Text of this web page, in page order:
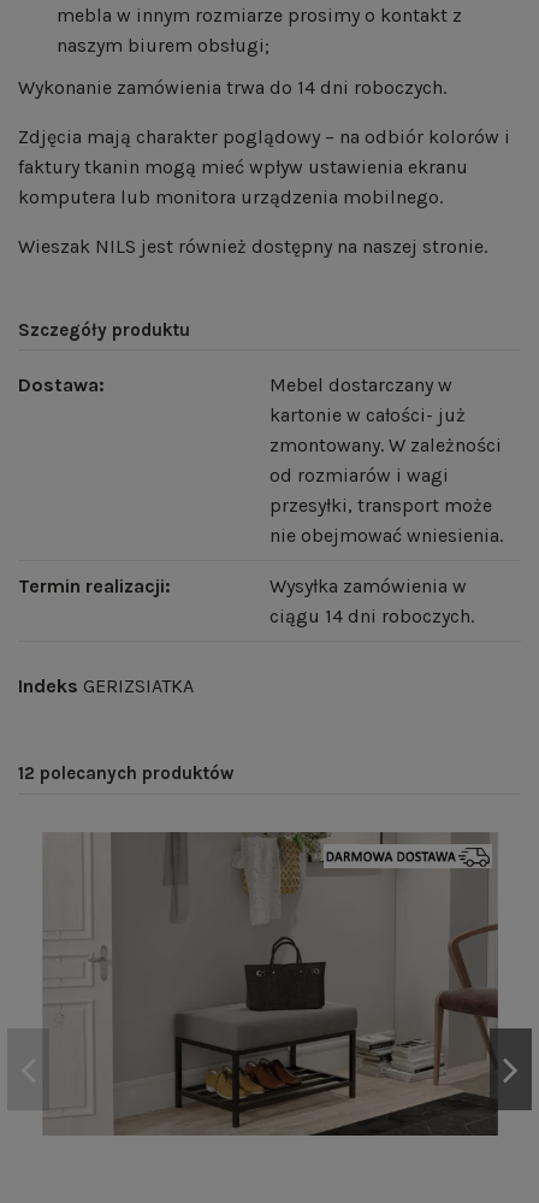
mebla w innym rozmiarze prosimy o kontakt z
naszym biurem obsługi;
Wykonanie zamówienia trwa do 14 dni roboczych.
Zdjęcia mają charakter poglądowy – na odbiór kolorów i
faktury tkanin mogą mieć wpływ ustawienia ekranu
komputera lub monitora urządzenia mobilnego.
Wieszak NILS jest również dostępny na naszej stronie.
Szczegóły produktu
Dostawa:
Mebel dostarczany w
kartonie w całości- już
zmontowany. W zależności
od rozmiarów i wagi
przesyłki, transport może
nie obejmować wniesienia.
Termin realizacji:
Wysyłka zamówienia w
ciągu 14 dni roboczych.
Indeks GERIZSIATKA
12 polecanych produktów